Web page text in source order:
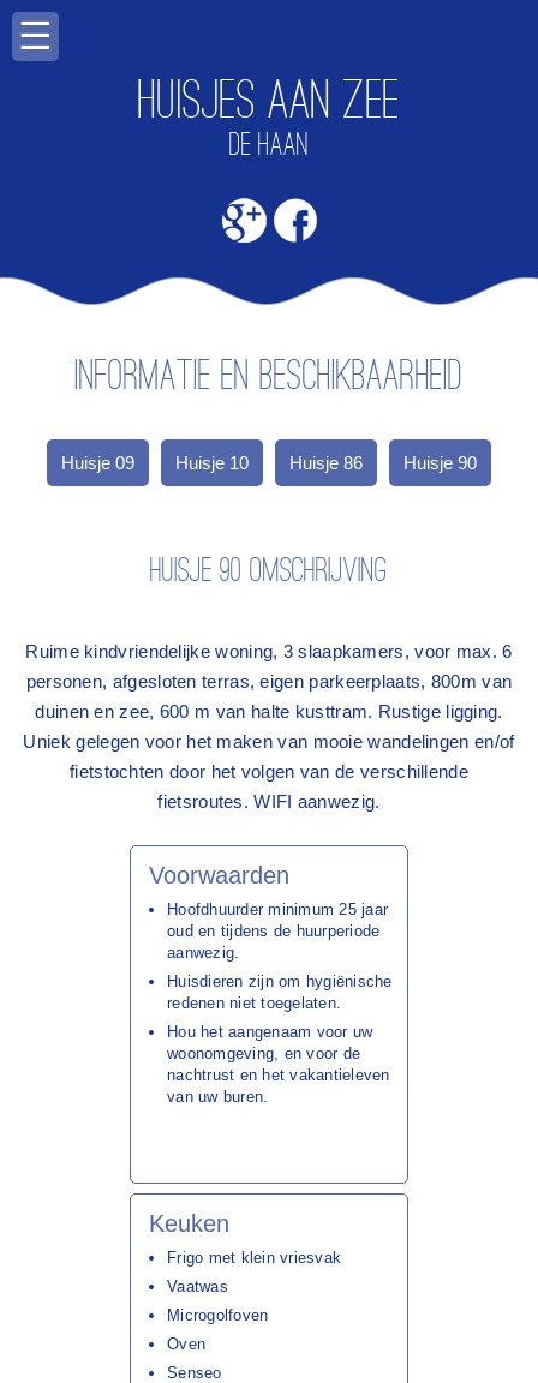
☰
Huisjes aan zee
DE HAAN
Informatie en beschikbaarheid
Huisje 09 Huisje 10 Huisje 86 Huisje 90
Huisje 90 omschrijving
Ruime kindvriendelijke woning, 3 slaapkamers, voor max. 6
personen, afgesloten terras, eigen parkeerplaats, 800m van
duinen en zee, 600 m van halte kusttram. Rustige ligging.
Uniek gelegen voor het maken van mooie wandelingen en/of
fietstochten door het volgen van de verschillende
fietsroutes. WIFI aanwezig.
Voorwaarden
Hoofdhuurder minimum 25 jaar
oud en tijdens de huurperiode
aanwezig.
Huisdieren zijn om hygiënische
redenen niet toegelaten.
Hou het aangenaam voor uw
woonomgeving, en voor de
nachtrust en het vakantieleven
van uw buren.
Keuken
Frigo met klein vriesvak
Vaatwas
Microgolfoven
Oven
Senseo